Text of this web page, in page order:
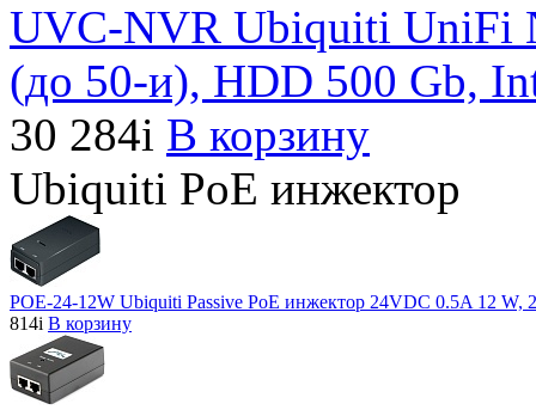
UVC-NVR Ubiquiti UniFi
(до 50-и), HDD 500 Gb,
30 284i В корзину
Ubiquiti PoE инжектор
POE-24-12W Ubiquiti Passive PoE инжектор 24VDC 0.5A 12 W,
814i В корзину